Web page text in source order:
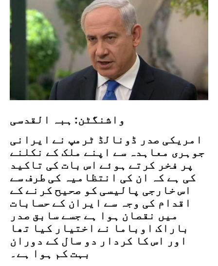
واشنگٹن: ہبہ القدسی
امریکی صدر ڈونالڈ ٹرمپ نے ایرانی
جوہری معاہدہ سے اپنے ملک کے نکلنے
پر فخر کرتے ہوئے اس بات کی تاکید
کی ہے کہ ان کی انتظامیہ کی طرف سے
اس خارجی پالیسی کو صحیح کرنے کے
اقدام کی وجہ سے ایران کے حسابات
میں نقصان ہوا ہے جسے سابق صدر
باراک اوباما نے اختیار کیا تھا
اور اس کا کردار دو سال کے دوران
بہت کم ہوا ہے۔